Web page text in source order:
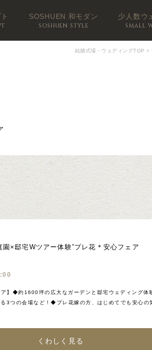
SOSHUEN 和モダン
SOSHUEN STYLE
少人数ウ
SMALL
結婚式場・ウェディングTOP >
園×邸宅Wツアー体験”プレ花＊安心フェア
ア】◆約1600坪の広大なガーデンと邸宅ウェディング
3つの会場など！◆プレ花嫁の方、はじめてでも安心の
くわしく見る